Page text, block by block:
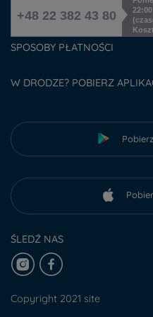
+48 22 382 43 80
SPOSOBY PŁATNOŚCI
W DRODZE? POBIERZ
ŚLEDŹ NAS
Copyright 2021 site